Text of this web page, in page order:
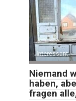
Interessant
Niemand
haben,
fragen